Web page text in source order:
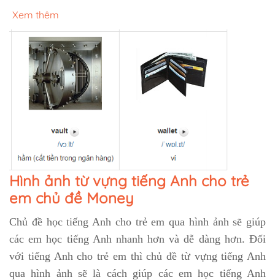
Xem thêm
Hình ảnh từ vựng tiếng Anh cho trẻ
em chủ đề Money
Chủ đề học tiếng Anh cho trẻ em qua hình ảnh sẽ giúp
các em học tiếng Anh nhanh hơn và dễ dàng hơn. Đối
với tiếng Anh cho trẻ em thì chủ đề từ vựng tiếng Anh
qua hình ảnh sẽ là cách giúp các em học tiếng Anh